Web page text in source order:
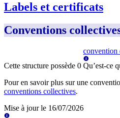
Labels et certificats
Conventions
Cette structure possède 0
convention
Qu’est-ce
Pour en savoir plus sur une
conventions collectives.
Mise à jour le 16/07/2026